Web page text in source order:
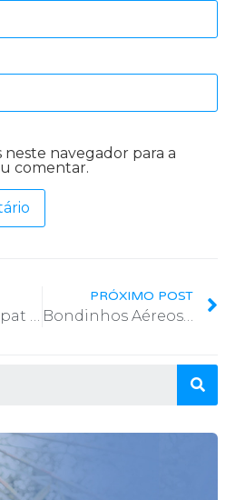
neste navegador para a
comentar.
Adibra e Sindepat celebram o Dia do Parque de Diversões e a primeira edição do Dia Mundial do Lazer
PRÓXIMO POST
Bondinhos Aéreos de Canela reabre para o público